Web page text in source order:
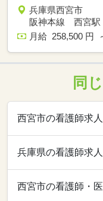
兵庫県西宮市
阪神本線 西宮駅
月給 258,500 円
同
西宮市の看護師求人
兵庫県の看護師求人
西宮市の看護師・